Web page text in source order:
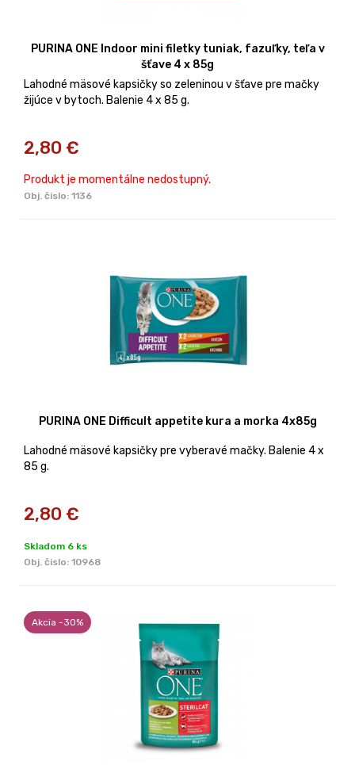
PURINA ONE Indoor mini filetky tuniak, fazuľky, teľa v
šťave 4 x 85g
Lahodné mäsové kapsičky so zeleninou v šťave pre mačky
žijúce v bytoch. Balenie 4 x 85 g.
2,80 €
Produkt je momentálne nedostupný.
Obj. čislo: 1136
PURINA ONE Difficult appetite kura a morka 4x85g
Lahodné mäsové kapsičky pre vyberavé mačky. Balenie 4 x
85 g.
2,80 €
Skladom 6 ks
Obj. čislo: 10968
Akcia -30%